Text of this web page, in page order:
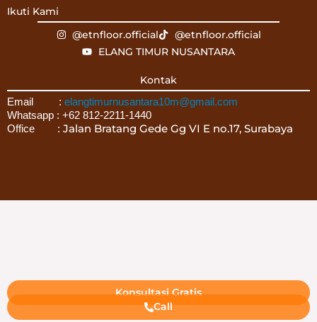
Konsultasi Gratis
Call
Ikuti Kami
@etnfloor.official
@etnfloor.official
ELANG TIMUR NUSANTARA
Kontak
Email : elangtimurnusantara10m@gmail.com
Whatsapp : +62 812-2211-1440
Office : Jalan Bratang Gede Gg VI E no.17, Surabaya